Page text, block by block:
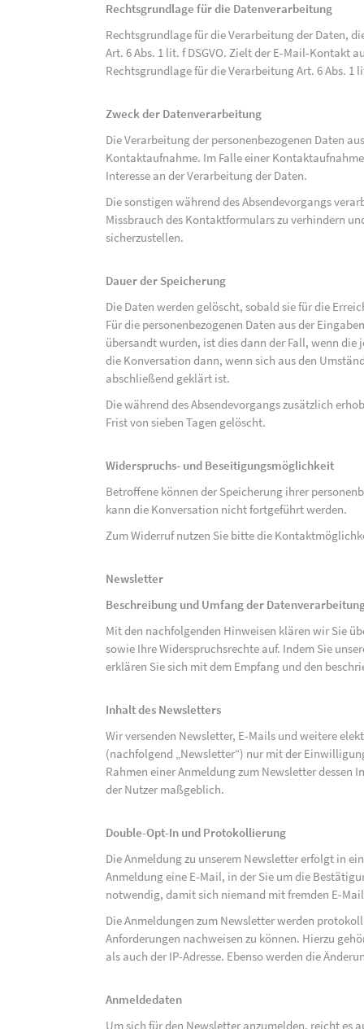
Rechtsgrundlage für die Datenverarbeitung
Rechtsgrundlage für die Verarbeitung der Daten,
Art. 6 Abs. 1 lit. f DSGVO. Zielt der E-Mail-Kontakt
Rechtsgrundlage für die Verarbeitung Art. 6 Abs. 1
Zweck der Datenverarbeitung
Die Verarbeitung der personenbezogenen Daten
Kontaktaufnahme. Im Falle einer
Interesse an der Verarbeitung der Daten.
Die sonstigen während des Absendevorgangs
Missbrauch des Kontaktformulars zu verhindern
sicherzustellen.
Dauer der Speicherung
Die Daten werden gelöscht, sobald sie für die
Für die personenbezogenen Daten aus der
übersandt wurden, ist dies dann der Fall, wenn
die Konversation dann, wenn sich aus den
abschließend geklärt ist.
Die während des Absendevorgangs zusätzlich
Frist von sieben Tagen gelöscht.
Widerspruchs- und Beseitigungsmöglichkeit
Betroffene können der Speicherung ihrer
kann die Konversation nicht fortgeführt werden.
Zum Widerruf nutzen Sie bitte die
Newsletter
Beschreibung und Umfang der
Mit den nachfolgenden Hinweisen klären wir Sie
sowie Ihre Widerspruchsrechte auf. Indem Sie
erklären Sie sich mit dem Empfang und den
Inhalt des Newsletters
Wir versenden Newsletter, E-Mails und weitere
(nachfolgend „Newsletter“) nur mit der
Rahmen einer Anmeldung zum Newsletter
der Nutzer maßgeblich.
Double-Opt-In und Protokollierung
Die Anmeldung zu unserem Newsletter erfolgt in
Anmeldung eine E-Mail, in der Sie um die
notwendig, damit sich niemand mit fremden E-
Die Anmeldungen zum Newsletter werden
Anforderungen nachweisen zu können. Hierzu
als auch der IP-Adresse. Ebenso werden die
Anmeldedaten
Um sich für den Newsletter anzumelden, reicht es